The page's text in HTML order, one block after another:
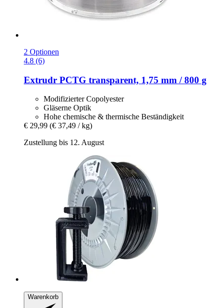
2 Optionen
4.8 (6)
Extrudr PCTG transparent, 1,75 mm / 800 g
Modifizierter Copolyester
Gläserne Optik
Hohe chemische & thermische Beständigkeit
€ 29,99 (€ 37,49 / kg)
Zustellung bis 12. August
Warenkorb